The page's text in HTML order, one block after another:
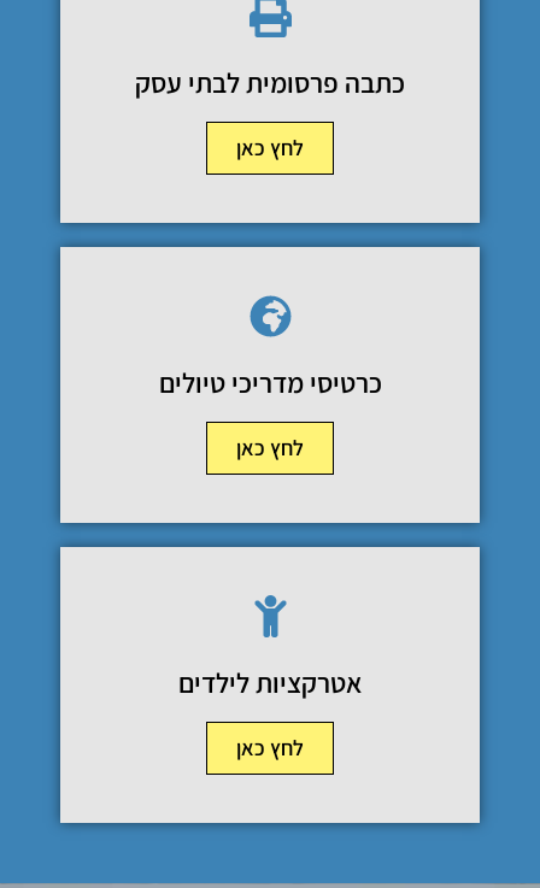
כתבה פרסומית לבתי עסק
לחץ כאן
כרטיסי מדריכי טיולים
לחץ כאן
אטרקציות לילדים
לחץ כאן